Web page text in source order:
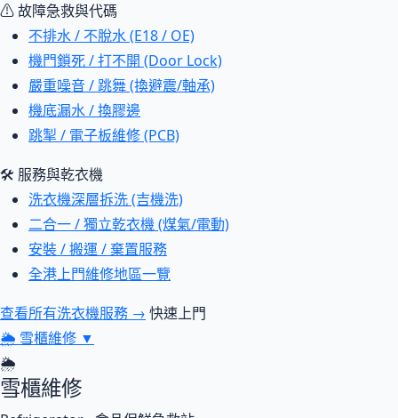
⚠ 故障急救與代碼
不排水 / 不脫水 (E18 / OE)
機門鎖死 / 打不開 (Door Lock)
嚴重噪音 / 跳舞 (換避震/軸承)
機底漏水 / 換膠邊
跳掣 / 電子板維修 (PCB)
🛠 服務與乾衣機
洗衣機深層拆洗 (吉機洗)
二合一 / 獨立乾衣機 (煤氣/電動)
安裝 / 搬運 / 棄置服務
全港上門維修地區一覽
查看所有洗衣機服務 → 快速上門
🌦 雪櫃維修 ▼
🌦
雪櫃維修